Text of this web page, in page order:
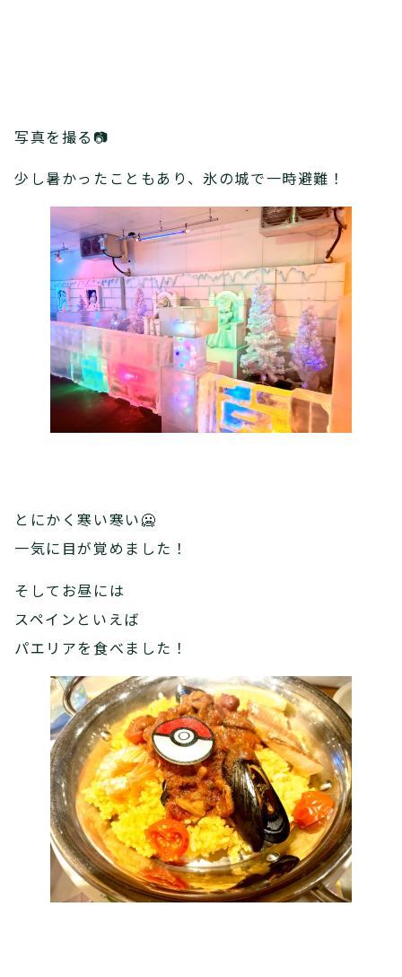
写真を撮る📷
少し暑かったこともあり、氷の城で一時避難！
とにかく寒い寒い🥶
一気に目が覚めました！
そしてお昼には
スペインといえば
パエリアを食べました！